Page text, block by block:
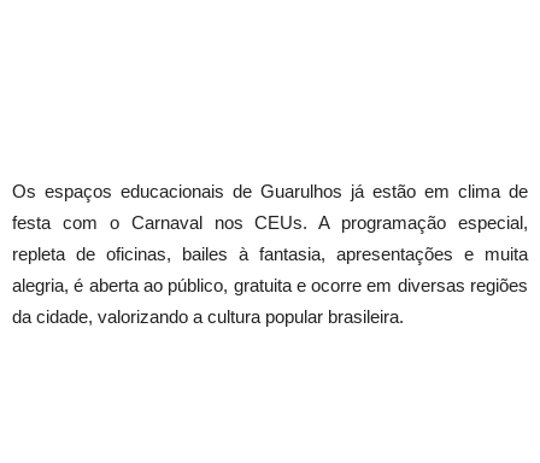
Os espaços educacionais de Guarulhos já estão em clima de
festa com o Carnaval nos CEUs. A programação especial,
repleta de oficinas, bailes à fantasia, apresentações e muita
alegria, é aberta ao público, gratuita e ocorre em diversas regiões
da cidade, valorizando a cultura popular brasileira.